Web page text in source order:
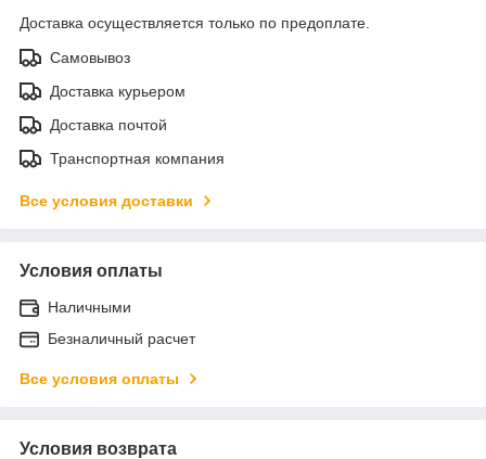
Доставка осуществляется только по предоплате.
Самовывоз
Доставка курьером
Доставка почтой
Транспортная компания
Все условия доставки
Условия оплаты
Наличными
Безналичный расчет
Все условия оплаты
Условия возврата